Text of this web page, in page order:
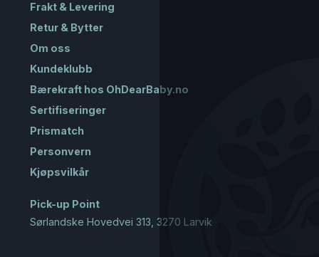
Frakt & Levering
Retur & Bytter
Om oss
Kundeklubb
Bærekraft hos OhDearBaby.no
Sertifiseringer
Prismatch
Personvern
Kjøpsvilkår
Pick-up Point
Sørlandske Hovedvei 313, 3270 Larvik